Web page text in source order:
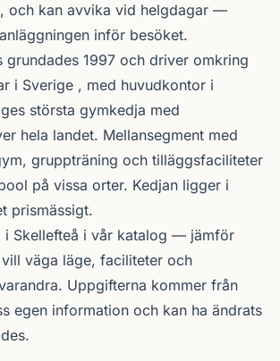
och kan avvika vid helgdagar —
inför besöket.
grundades 1997 och driver omkring
i Sverige , med huvudkontor i
största gymkedja med
hela landet. Mellansegment med
gruppträning och tilläggsfaciliteter
på vissa orter. Kedjan ligger i
prismässigt.
i Skellefteå i vår katalog — jämför
väga läge, faciliteter och
Uppgifterna kommer från
egen information och kan ha ändrats